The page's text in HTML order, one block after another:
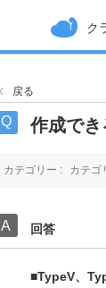
ク
戻る
作成でき
カテゴリー : カテゴ
回答
■TypeV、